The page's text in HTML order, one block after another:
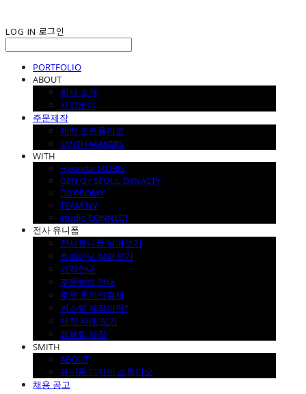
LOG IN 로그인
PORTFOLIO
ABOUT
회사 소개
사업분야
주문제작
제작 포트폴리오
SMITH MAKERS
WITH
Hyundai MOBIS
GEN.G / SEOUL DYNASTY
DB PROMY
TEAM NV
studio CONNECT
전사 유니폼
전사유니폼 살펴보기
트레이닝 살펴보기
가격안내
주문방법 안내
주문 온라인결제
커스텀 제작이란?
제작 사례 보기
엠블럼 제작
SMITH
ABOUT
유니폼 디자인 스튜디오
채용 공고